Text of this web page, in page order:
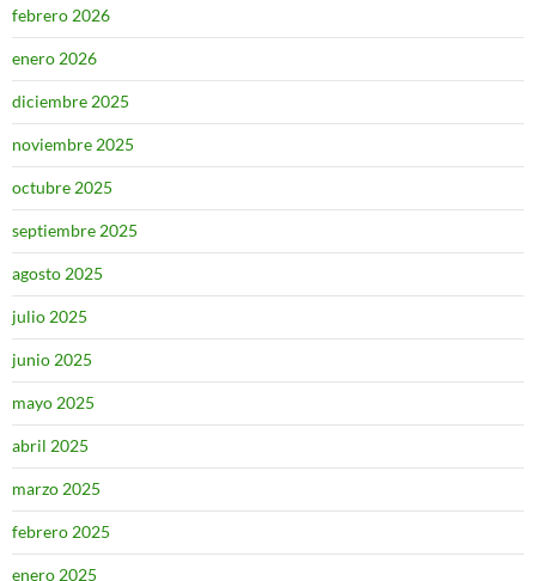
febrero 2026
enero 2026
diciembre 2025
noviembre 2025
octubre 2025
septiembre 2025
agosto 2025
julio 2025
junio 2025
mayo 2025
abril 2025
marzo 2025
febrero 2025
enero 2025